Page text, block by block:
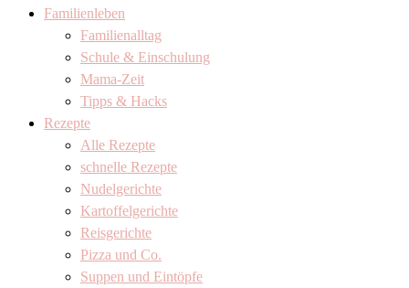
Familienleben
Familienalltag
Schule & Einschulung
Mama-Zeit
Tipps & Hacks
Rezepte
Alle Rezepte
schnelle Rezepte
Nudelgerichte
Kartoffelgerichte
Reisgerichte
Pizza und Co.
Suppen und Eintöpfe